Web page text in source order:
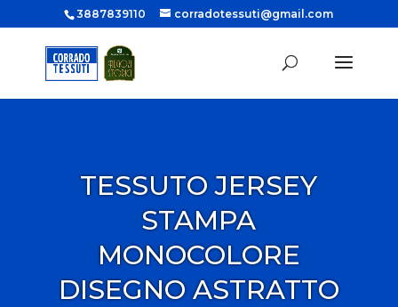
3887839110 corradotessuti@gmail.com
TESSUTO JERSEY
STAMPA
MONOCOLORE
DISEGNO ASTRATTO